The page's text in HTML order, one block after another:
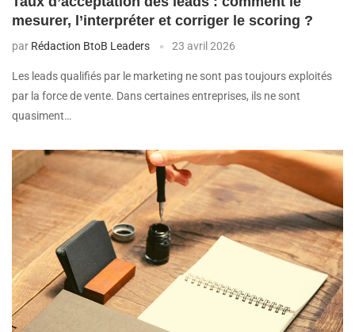
mesurer, l’interpréter et corriger le scoring ?
par Rédaction BtoB Leaders 23 avril 2026
Les leads qualifiés par le marketing ne sont pas toujours exploités
par la force de vente. Dans certaines entreprises, ils ne sont
quasiment…